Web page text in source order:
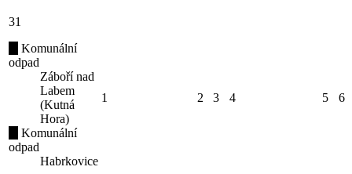
31
Komunální
odpad
Záboří nad
Labem
(Kutná
Hora)
Komunální
odpad
Habrkovice
1 2 3 4 5 6